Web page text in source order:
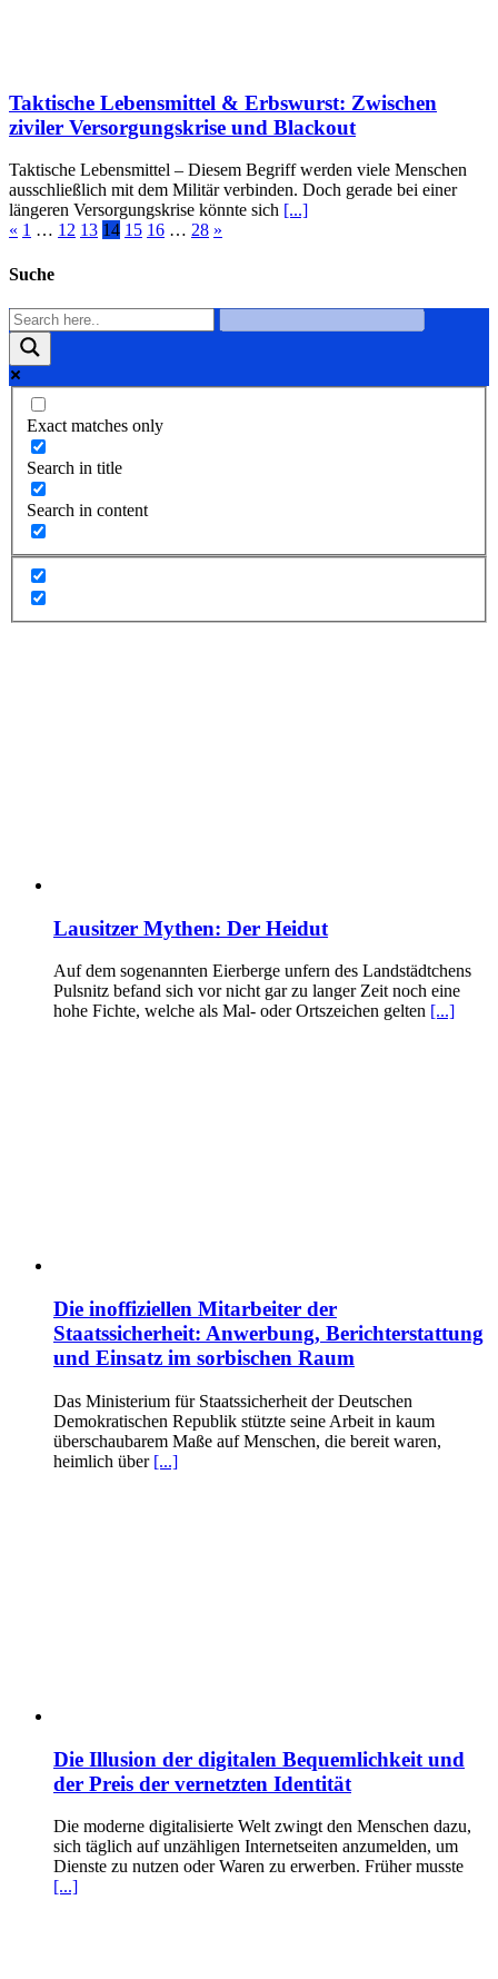
Taktische Lebensmittel & Erbswurst: Zwischen
ziviler Versorgungskrise und Blackout
Taktische Lebensmittel – Diesem Begriff werden viele Menschen
ausschließlich mit dem Militär verbinden. Doch gerade bei einer
längeren Versorgungskrise könnte sich [...]
« 1 … 12 13 14 15 16 … 28 »
Suche
Exact matches only
Search in title
Search in content
Lausitzer Mythen: Der Heidut
Auf dem sogenannten Eierberge unfern des Landstädtchens
Pulsnitz befand sich vor nicht gar zu langer Zeit noch eine
hohe Fichte, welche als Mal- oder Ortszeichen gelten [...]
Die inoffiziellen Mitarbeiter der
Staatssicherheit: Anwerbung, Berichterstattung
und Einsatz im sorbischen Raum
Das Ministerium für Staatssicherheit der Deutschen
Demokratischen Republik stützte seine Arbeit in kaum
überschaubarem Maße auf Menschen, die bereit waren,
heimlich über [...]
Die Illusion der digitalen Bequemlichkeit und
der Preis der vernetzten Identität
Die moderne digitalisierte Welt zwingt den Menschen dazu,
sich täglich auf unzähligen Internetseiten anzumelden, um
Dienste zu nutzen oder Waren zu erwerben. Früher musste
[...]